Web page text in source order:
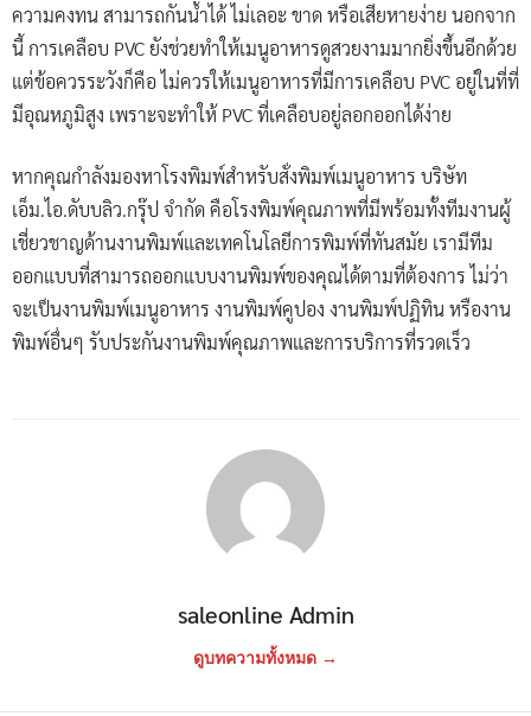
ความคงทน สามารถกันน้ำได้ ไม่เลอะ ขาด หรือเสียหายง่าย นอกจาก
นี้ การเคลือบ PVC ยังช่วยทำให้เมนูอาหารดูสวยงามมากยิ่งขึ้นอีกด้วย
แต่ข้อควรระวังก็คือ ไม่ควรให้เมนูอาหารที่มีการเคลือบ PVC อยู่ในที่ที่
มีอุณหภูมิสูง เพราะจะทำให้ PVC ที่เคลือบอยู่ลอกออกได้ง่าย
หากคุณกำลังมองหาโรงพิมพ์สำหรับสั่งพิมพ์เมนูอาหาร บริษัท
เอ็ม.ไอ.ดับบลิว.กรุ๊ป จำกัด คือโรงพิมพ์คุณภาพที่มีพร้อมทั้งทีมงานผู้
เชี่ยวชาญด้านงานพิมพ์และเทคโนโลยีการพิมพ์ที่ทันสมัย เรามีทีม
ออกแบบที่สามารถออกแบบงานพิมพ์ของคุณได้ตามที่ต้องการ ไม่ว่า
จะเป็นงานพิมพ์เมนูอาหาร งานพิมพ์คูปอง งานพิมพ์ปฏิทิน หรืองาน
พิมพ์อื่นๆ รับประกันงานพิมพ์คุณภาพและการบริการที่รวดเร็ว
saleonline Admin
ดูบทความทั้งหมด →